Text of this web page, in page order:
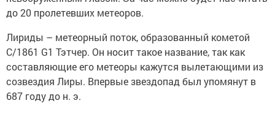
до 20 пролетевших метеоров.
Лириды – метеорный поток, образованный кометой
C/1861 G1 Тэтчер. Он носит такое название, так как
составляющие его метеоры кажутся вылетающими из
созвездия Лиры. Впервые звездопад был упомянут в
687 году до н. э.